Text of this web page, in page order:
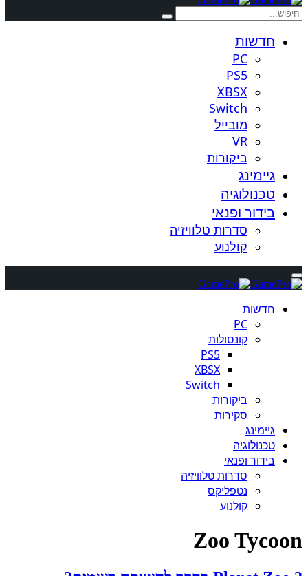
חדשות
PC
PS5
XBSX
Switch
מובייל
VR
ביקורות
גיימינג
טכנולוגיה
בידור ופנאי
סדרות טלוויזיה
קולנוע
חדשות
PC
קונסולות
PS5
XBSX
Switch
ביקורות
סקירות
גיימינג
טכנולוגיה
בידור ופנאי
סדרות טלוויזיה
נטפליקס
קולנוע
Zoo Tycoon